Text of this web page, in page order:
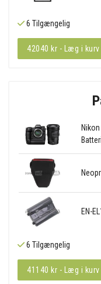
6 Tilgængelig
42040 kr - Læg i kurv
EN-
6 Tilgængelig
41140 kr - Læg i kurv